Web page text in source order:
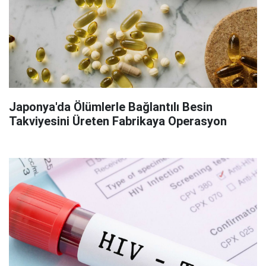
Japonya'da Ölümlerle Bağlantılı Besin
Takviyesini Üreten Fabrikaya Operasyon